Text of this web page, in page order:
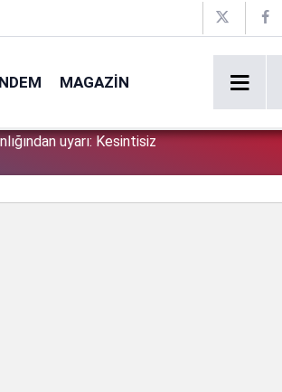
MAGAZIN
bitiremedi: Dev projeye